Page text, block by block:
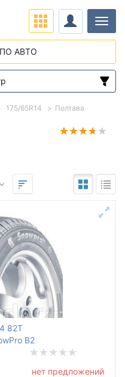
82T
B2
нет предложений
175/65R14 Полтава
АВТО